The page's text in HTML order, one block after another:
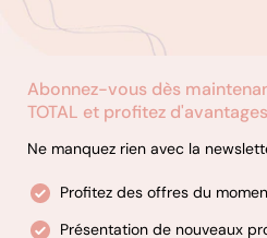
Abonnez-vous dès
TOTAL et profitez
Ne manquez rien avec la
Profitez des offres du
Présentation de nouveaux